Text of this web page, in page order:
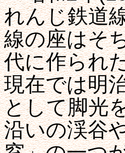
れんじ鉄道
線の座はそ
代に作られ
現在では明
として脚光
沿いの渓谷